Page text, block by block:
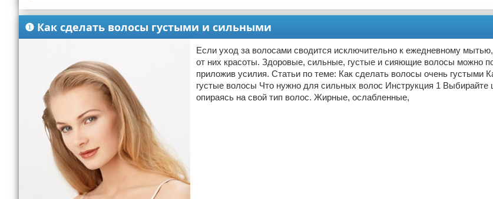
❶ Как сделать волосы густыми и сильными
Если уход за волосами сводится исключительно к ежедневному
от них красоты. Здоровые, сильные, густые и сияющие волосы можно
приложив усилия. Статьи по теме: Как сделать волосы очень густыми
густые волосы Что нужно для сильных волос Инструкция 1 Выбирайте
опираясь на свой тип волос. Жирные, ослабленные,